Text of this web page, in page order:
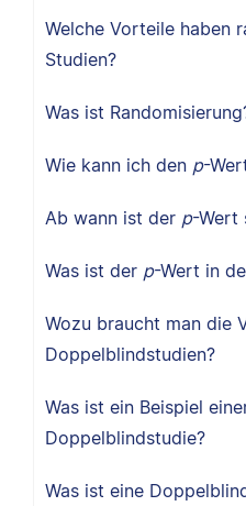
Welche Vorteile haben
Studien?
Was ist
Wie kann ich den p-
Ab wann ist der p-Wert
Was ist der p-Wert in
Wozu braucht man die
Doppelblindstudien?
Was ist ein Beispiel
Doppelblindstudie?
Was ist eine